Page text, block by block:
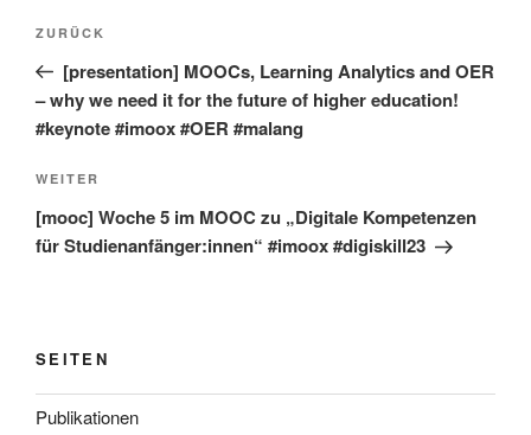
Beitragsnavigation
Vorheriger
Beitrag
ZURÜCK
[presentation] MOOCs, Learning Analytics and OER
– why we need it for the future of higher education!
#keynote #imoox #OER #malang
Nächster
Beitrag
WEITER
[mooc] Woche 5 im MOOC zu „Digitale Kompetenzen
für Studienanfänger:innen“ #imoox #digiskill23
SEITEN
Publikationen